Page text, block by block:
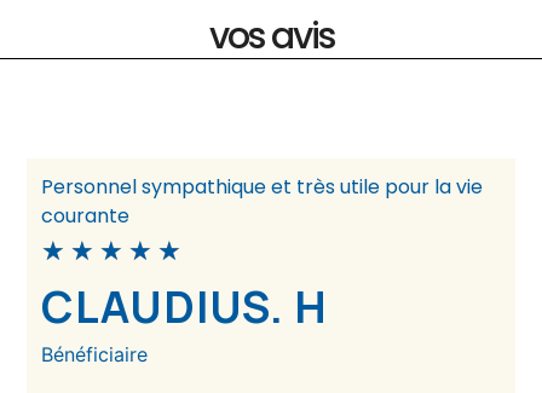
vos avis
Personnel sympathique et très utile pour la vie
courante
★ ★ ★ ★ ★
CLAUDIUS. H
Bénéficiaire